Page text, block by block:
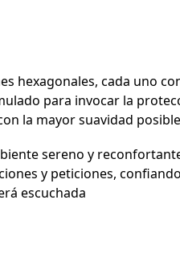
hexagonales, cada uno
para invocar la
la mayor suavidad
sereno y
y peticiones,
escuchada